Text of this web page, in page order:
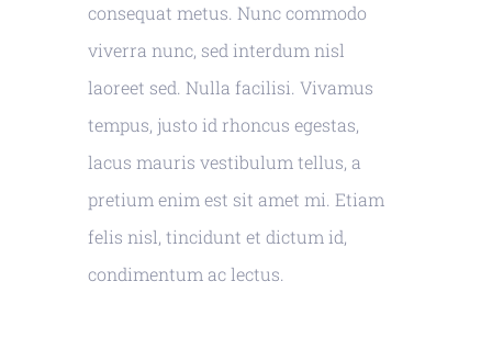
consequat metus. Nunc commodo
viverra nunc, sed interdum nisl
laoreet sed. Nulla facilisi. Vivamus
tempus, justo id rhoncus egestas,
lacus mauris vestibulum tellus, a
pretium enim est sit amet mi. Etiam
felis nisl, tincidunt et dictum id,
condimentum ac lectus.